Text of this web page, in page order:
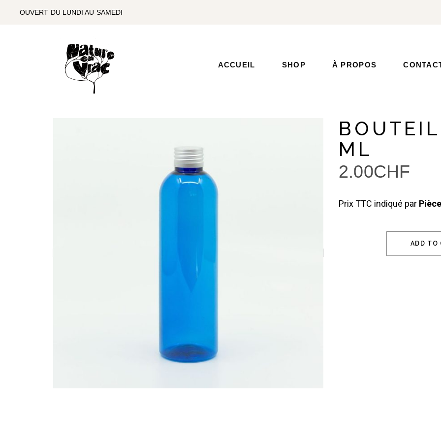
OUVERT DU LUNDI AU SAMEDI
ACCUEIL SHOP À PROPOS
ML
2.00CHF
Prix TTC indiqué par
ADD TO